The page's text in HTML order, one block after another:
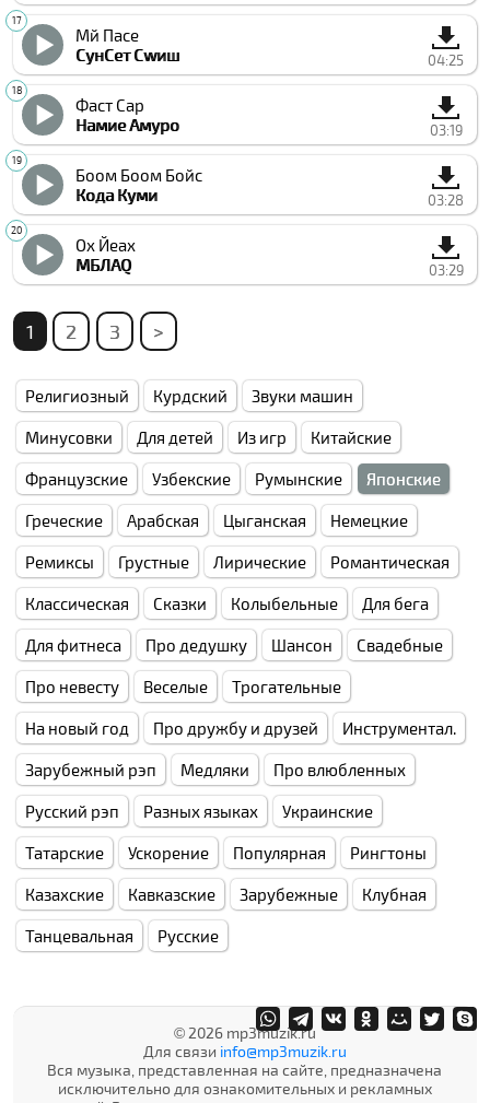
Мй Паcе
СунСет Сwиш
04:25
Фаст Cар
Намие Амуро
03:19
Боом Боом Бойс
Кода Куми
03:28
Ох Йеах
МБЛАQ
03:29
1 2 3 >
Религиозный Курдский Звуки машин
Минусовки Для детей Из игр Китайские
Французские Узбекские Румынские Японские
Греческие Арабская Цыганская Немецкие
Ремиксы Грустные Лирические Романтическая
Классическая Сказки Колыбельные Для бега
Для фитнеса Про дедушку Шансон Свадебные
Про невесту Веселые Трогательные
На новый год Про дружбу и друзей Инструментал.
Зарубежный рэп Медляки Про влюбленных
Русский рэп Разных языках Украинские
Татарские Ускорение Популярная Рингтоны
Казахские Кавказские Зарубежные Клубная
Танцевальная Русские
© 2026 mp3muzik.ru
Для связи info@mp3muzik.ru
Вся музыка, представленная на сайте, предназначена
исключительно для ознакомительных и рекламных